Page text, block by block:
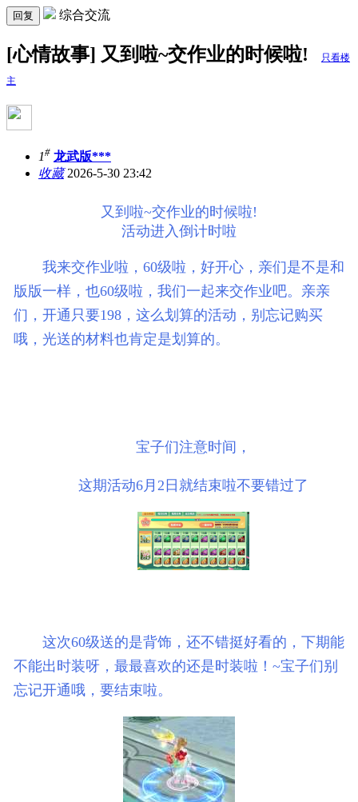
回复 综合交流
[心情故事] 又到啦~交作业的时候啦! 只看楼
主
1# 龙武版***
收藏2026-5-30 23:42
又到啦~交作业的时候啦!
活动进入倒计时啦
我来交作业啦，60级啦，好开心，亲们是不是和
版版一样，也60级啦，我们一起来交作业吧。亲亲
们，开通只要198，这么划算的活动，别忘记购买
哦，光送的材料也肯定是划算的。
宝子们注意时间，
这期活动6月2日就结束啦不要错过了
这次60级送的是背饰，还不错挺好看的，下期能
不能出时装呀，最最喜欢的还是时装啦！~宝子们别
忘记开通哦，要结束啦。